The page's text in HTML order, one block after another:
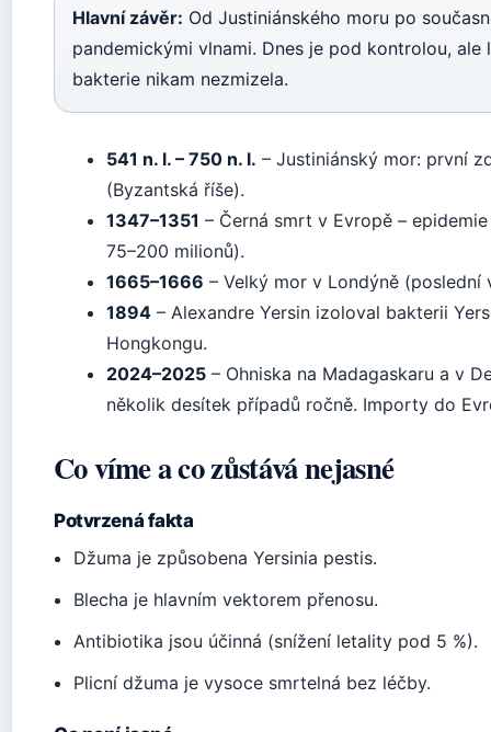
Hlavní závěr: Od Justiniánského moru po
pandemickými vlnami. Dnes je pod kontrolou, ale
bakterie nikam nezmizela.
541 n. l. – 750 n. l. – Justiniánský mor: první
(Byzantská říše).
1347–1351 – Černá smrt v Evropě –
75–200 milionů).
1665–1666 – Velký mor v Londýně (poslední
1894 – Alexandre Yersin izoloval bakterii
Hongkongu.
2024–2025 – Ohniska na Madagaskaru a v
několik desítek případů ročně. Importy do
Co víme a co zůstává nejasné
Potvrzená fakta
Džuma je způsobena Yersinia pestis.
Blecha je hlavním vektorem přenosu.
Antibiotika jsou účinná (snížení letality pod 5 %).
Plicní džuma je vysoce smrtelná bez léčby.